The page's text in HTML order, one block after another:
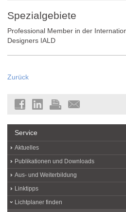
Spezialgebiete
Professional Member in der
Designers IALD
Zurück
Service
Aktuelles
Publikationen und Downloads
Aus- und Weiterbildung
Linktipps
Lichtplaner finden